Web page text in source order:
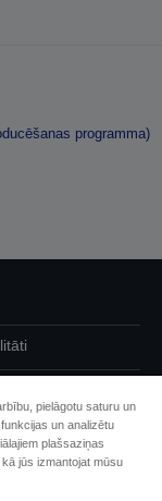
programma)
datiem
pielāgotu saturu un
un analizētu
plašsaziņas
jūs izmantojat mūsu